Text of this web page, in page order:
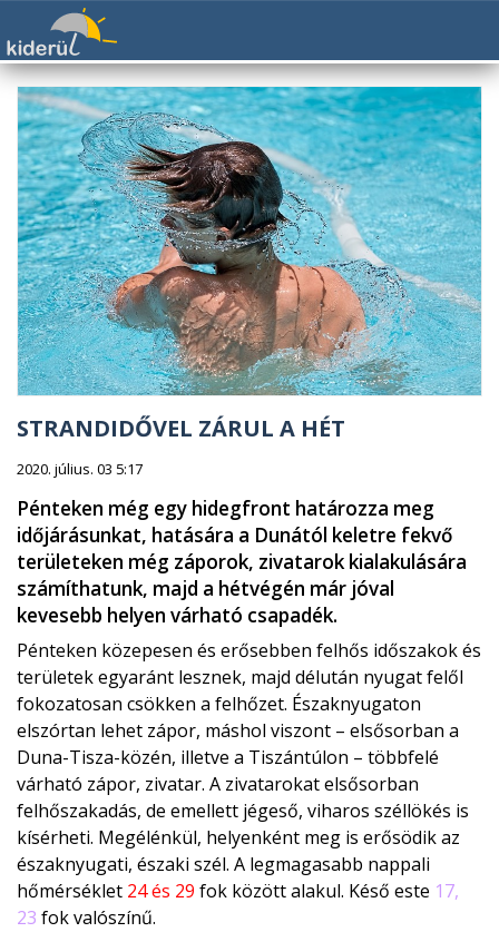
STRANDIDŐVEL ZÁRUL A HÉT
2020. július. 03 5:17
Pénteken még egy hidegfront határozza meg
időjárásunkat, hatására a Dunától keletre fekvő
területeken még záporok, zivatarok kialakulására
számíthatunk, majd a hétvégén már jóval
kevesebb helyen várható csapadék.
Pénteken közepesen és erősebben felhős időszakok és
területek egyaránt lesznek, majd délután nyugat felől
fokozatosan csökken a felhőzet. Északnyugaton
elszórtan lehet zápor, máshol viszont – elsősorban a
Duna-Tisza-közén, illetve a Tiszántúlon – többfelé
várható zápor, zivatar. A zivatarokat elsősorban
felhőszakadás, de emellett jégeső, viharos széllökés is
kísérheti. Megélénkül, helyenként meg is erősödik az
északnyugati, északi szél. A legmagasabb nappali
hőmérséklet 24 és 29 fok között alakul. Késő este 17,
23 fok valószínű.